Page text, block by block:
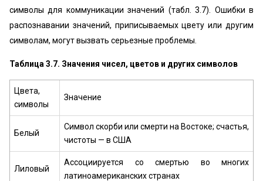
символы для коммуникации значений (табл. 3.7). Ошибки в
распознавании значений, приписываемых цвету или другим
символам, могут вызвать серьезные проблемы.
Таблица 3.7. Значения чисел, цветов и других символов
Цвета,
символы
Значение
Белый
Символ скорби или смерти на Востоке; счастья,
чистоты — в США
Лиловый
Ассоциируется со смертью во многих
латиноамериканских странах